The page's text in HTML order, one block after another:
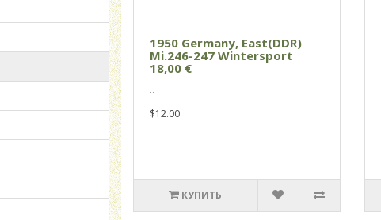
1950 Germany, East(DDR)
Mi.246-247 Wintersport
18,00 €
..
$12.00
КУПИТЬ